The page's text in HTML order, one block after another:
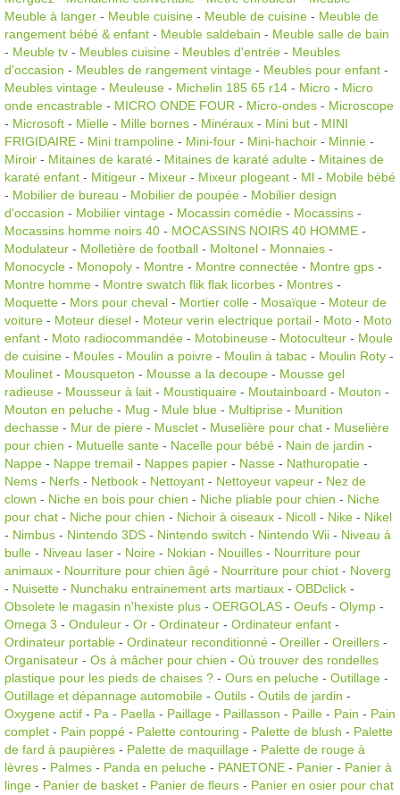
Meuble à langer - Meuble cuisine - Meuble de cuisine - Meuble de
rangement bébé & enfant - Meuble saldebain - Meuble salle de bain
- Meuble tv - Meubles cuisine - Meubles d'entrée - Meubles
d'occasion - Meubles de rangement vintage - Meubles pour enfant -
Meubles vintage - Meuleuse - Michelin 185 65 r14 - Micro - Micro
onde encastrable - MICRO ONDE FOUR - Micro-ondes - Microscope
- Microsoft - Mielle - Mille bornes - Minéraux - Mini but - MINI
FRIGIDAIRE - Mini trampoline - Mini-four - Mini-hachoir - Minnie -
Miroir - Mitaines de karaté - Mitaines de karaté adulte - Mitaines de
karaté enfant - Mitigeur - Mixeur - Mixeur plogeant - Ml - Mobile bébé
- Mobilier de bureau - Mobilier de poupée - Mobilier design
d'occasion - Mobilier vintage - Mocassin comédie - Mocassins -
Mocassins homme noirs 40 - MOCASSINS NOIRS 40 HOMME -
Modulateur - Molletière de football - Moltonel - Monnaies -
Monocycle - Monopoly - Montre - Montre connectée - Montre gps -
Montre homme - Montre swatch flik flak licorbes - Montres -
Moquette - Mors pour cheval - Mortier colle - Mosaïque - Moteur de
voiture - Moteur diesel - Moteur verin electrique portail - Moto - Moto
enfant - Moto radiocommandée - Motobineuse - Motoculteur - Moule
de cuisine - Moules - Moulin a poivre - Moulin à tabac - Moulin Roty -
Moulinet - Mousqueton - Mousse a la decoupe - Mousse gel
radieuse - Mousseur à lait - Moustiquaire - Moutainboard - Mouton -
Mouton en peluche - Mug - Mule blue - Multiprise - Munition
dechasse - Mur de piere - Musclet - Muselière pour chat - Muselière
pour chien - Mutuelle sante - Nacelle pour bébé - Nain de jardin -
Nappe - Nappe tremail - Nappes papier - Nasse - Nathuropatie -
Nems - Nerfs - Netbook - Nettoyant - Nettoyeur vapeur - Nez de
clown - Niche en bois pour chien - Niche pliable pour chien - Niche
pour chat - Niche pour chien - Nichoir à oiseaux - Nicoll - Nike - Nikel
- Nimbus - Nintendo 3DS - Nintendo switch - Nintendo Wii - Niveau à
bulle - Niveau laser - Noire - Nokian - Nouilles - Nourriture pour
animaux - Nourriture pour chien âgé - Nourriture pour chiot - Noverg
- Nuisette - Nunchaku entrainement arts martiaux - OBDclick -
Obsolete le magasin n'hexiste plus - OERGOLAS - Oeufs - Olymp -
Omega 3 - Onduleur - Or - Ordinateur - Ordinateur enfant -
Ordinateur portable - Ordinateur reconditionné - Oreiller - Oreillers -
Organisateur - Os à mâcher pour chien - Où trouver des rondelles
plastique pour les pieds de chaises ? - Ours en peluche - Outillage -
Outillage et dépannage automobile - Outils - Outils de jardin -
Oxygene actif - Pa - Paella - Paillage - Paillasson - Paille - Pain - Pain
complet - Pain poppé - Palette contouring - Palette de blush - Palette
de fard à paupières - Palette de maquillage - Palette de rouge à
lèvres - Palmes - Panda en peluche - PANETONE - Panier - Panier à
linge - Panier de basket - Panier de fleurs - Panier en osier pour chat